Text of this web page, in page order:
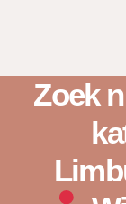
Zoek